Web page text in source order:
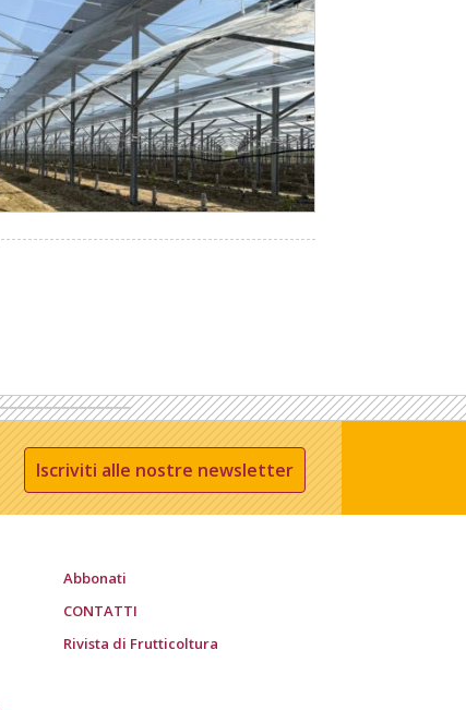
Iscriviti alle nostre newsletter
Abbonati
CONTATTI
Rivista di Frutticoltura